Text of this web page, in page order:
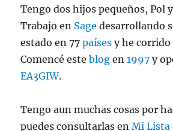
Tengo dos hijos pequeños, Pol
Trabajo en Sage desarrollando
estado en 77países y he
Comencé esteblog en1997 y
EA3GIW.
Tengo aun muchas cosas por
puedes consultarlas enMi Lista